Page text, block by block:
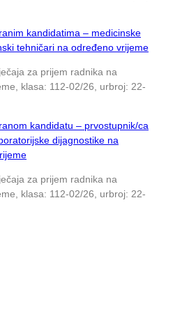
kandidatima – medicinske
tehničari na određeno vrijeme
za prijem radnika na
klasa: 112-02/26, urbroj: 22-
kandidatu – prvostupnik/ca
dijagnostike na
za prijem radnika na
klasa: 112-02/26, urbroj: 22-